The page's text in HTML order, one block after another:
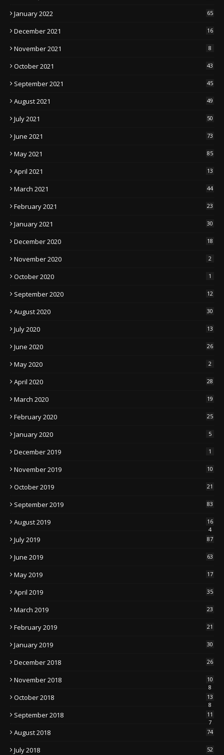
January 2022 65
December 2021 16
November 2021 8
October 2021 43
September 2021 45
August 2021 49
July 2021 50
June 2021 73
May 2021 85
April 2021 13
March 2021 44
February 2021 23
January 2021 30
December 2020 18
November 2020 2
October 2020 1
September 2020 12
August 2020 30
July 2020 13
June 2020 26
May 2020 2
April 2020 28
March 2020 19
February 2020 25
January 2020 5
December 2019 1
November 2019 10
October 2019 21
September 2019 83
August 2019
16
4
July 2019 87
June 2019 63
May 2019 17
April 2019 35
March 2019 23
February 2019 21
January 2019 30
December 2018 26
November 2018
10
8
October 2018
13
8
September 2018
11
7
August 2018 74
July 2018 52